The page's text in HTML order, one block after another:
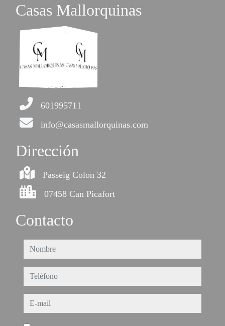
Casas Mallorquinas
601995711
info@casasmallorquinas.com
Dirección
Passeig Colon 32
07458 Can Picafort
Contacto
nombre
teléfono
e-mail